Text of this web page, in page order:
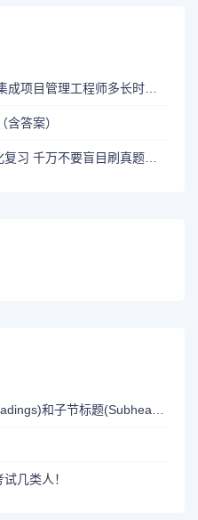
2023下半年软考中级系统集成项目管理工程师多长时间出成绩
答案）
想上重点高中，初三数理化复习 千万不要盲目刷真题卷和模拟卷！
几类人！